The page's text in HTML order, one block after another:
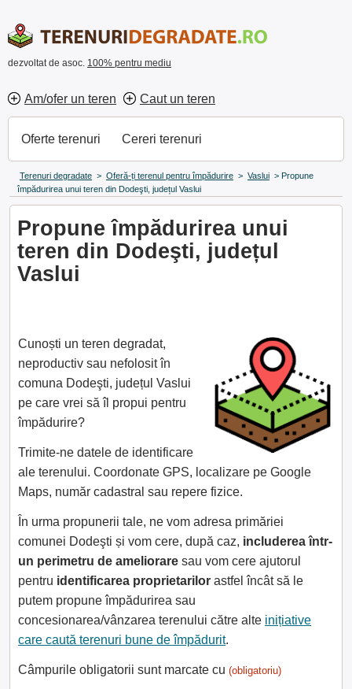
dezvoltat de asoc. 100% pentru mediu
Am/ofer un teren Caut un teren
Oferte terenuri Cereri terenuri
Terenuri degradate > Oferă-ți terenul pentru împădurire > Vaslui > Propune
împădurirea unui teren din Dodeşti, județul Vaslui
Propune împădurirea unui
teren din Dodeşti, județul
Vaslui
Cunoști un teren degradat,
neproductiv sau nefolosit în
comuna Dodeşti, județul Vaslui
pe care vrei să îl propui pentru
împădurire?
Trimite-ne datele de identificare
ale terenului. Coordonate GPS, localizare pe Google
Maps, număr cadastral sau repere fizice.
În urma propunerii tale, ne vom adresa primăriei
comunei Dodeşti și vom cere, după caz, includerea într-
un perimetru de ameliorare sau vom cere ajutorul
pentru identificarea proprietarilor astfel încât să le
putem propune împădurirea sau
concesionarea/vânzarea terenului către alte inițiative
care caută terenuri bune de împădurit.
Câmpurile obligatorii sunt marcate cu (obligatoriu)